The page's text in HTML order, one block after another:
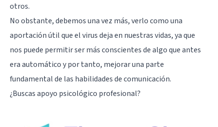
otros.
No obstante, debemos una vez más, verlo como una
aportación útil que el virus deja en nuestras vidas, ya que
nos puede permitir ser más conscientes de algo que antes
era automático y por tanto, mejorar una parte
fundamental de las habilidades de comunicación.
¿Buscas apoyo psicológico profesional?